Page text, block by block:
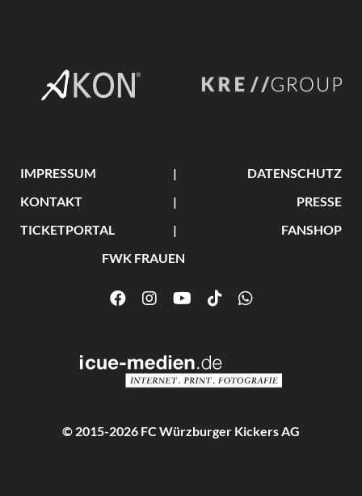
IMPRESSUM
DATENSCHUTZ
KONTAKT
PRESSE
TICKETPORTAL
FANSHOP
FWK FRAUEN
© 2015-2026 FC Würzburger Kickers AG